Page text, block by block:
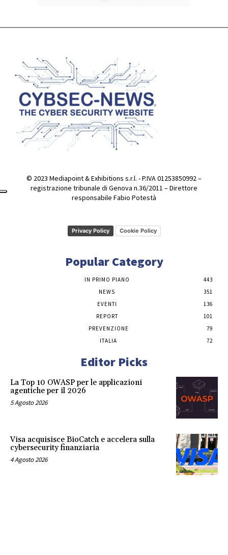
© 2023 Mediapoint & Exhibitions s.r.l. - P.IVA 01253850992 –
registrazione tribunale di Genova n.36/2011 – Direttore
responsabile Fabio Potestà
Privacy Policy Cookie Policy
Popular Category
IN PRIMO PIANO
443
NEWS
351
EVENTI
136
REPORT
101
PREVENZIONE
79
ITALIA
72
Editor Picks
La Top 10 OWASP per le applicazioni
agentiche per il 2026
5 Agosto 2026
Visa acquisisce BioCatch e accelera sulla
cybersecurity finanziaria
4 Agosto 2026